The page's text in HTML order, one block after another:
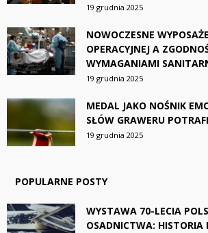
19 grudnia 2025
NOWOCZESNE
OPERACYJNEJ A
WYMAGANIAMI
19 grudnia 2025
MEDAL JAKO NOŚNIK
SŁÓW GRAWERU
19 grudnia 2025
POPULARNE POSTY
WYSTAWA 70-LECIA
OSADNICTWA: HISTORIA